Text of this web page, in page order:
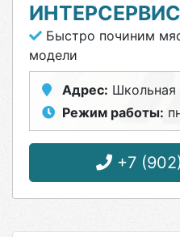
ИНТЕРСЕРВИС
Быстро починим
модели
Адрес: Школьная
Режим работы:
+7 (902)